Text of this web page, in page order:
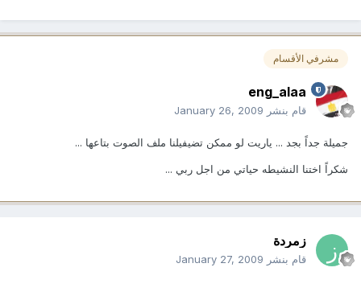
مشرفي الأقسام
eng_alaa
قام بنشر January 26, 2009
جميلة جداً بجد ... ياريت لو ممكن تضيفيلنا ملف الصوت بتاعها ...
شكراً اختنا النشيطه حياتي من اجل ربي ...
زمردة
قام بنشر January 27, 2009